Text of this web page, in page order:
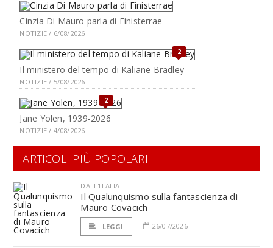
Cinzia Di Mauro parla di Finisterrae
NOTIZIE / 6/08/2026
2
Il ministero del tempo di Kaliane Bradley
NOTIZIE / 5/08/2026
2
Jane Yolen, 1939-2026
NOTIZIE / 4/08/2026
ARTICOLI PIÙ POPOLARI
DALL'ITALIA
Il Qualunquismo sulla fantascienza di
Mauro Covacich
LEGGI 26/07/2026